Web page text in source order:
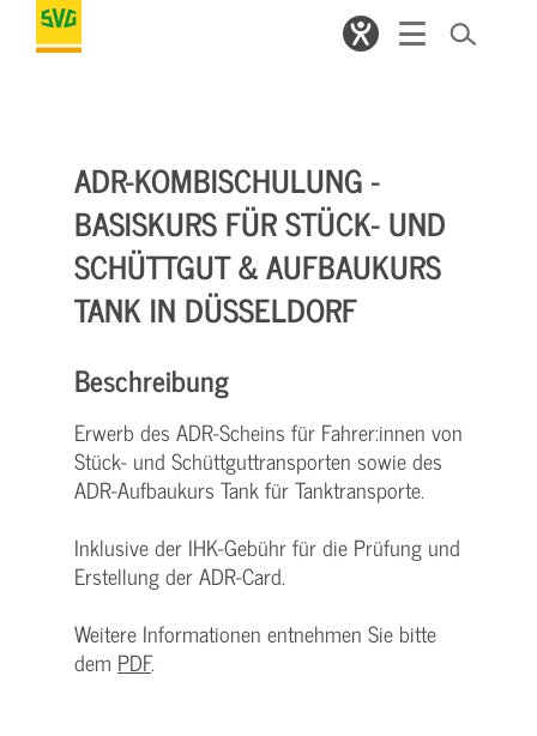
ADR-KOMBISCHULUNG -
BASISKURS FÜR STÜCK- UND
SCHÜTTGUT & AUFBAUKURS
TANK IN DÜSSELDORF
Beschreibung
Erwerb des ADR-Scheins für Fahrer:innen von
Stück- und Schüttguttransporten sowie des
ADR-Aufbaukurs Tank für Tanktransporte.
Inklusive der IHK-Gebühr für die Prüfung und
Erstellung der ADR-Card.
Weitere Informationen entnehmen Sie bitte
dem PDF.